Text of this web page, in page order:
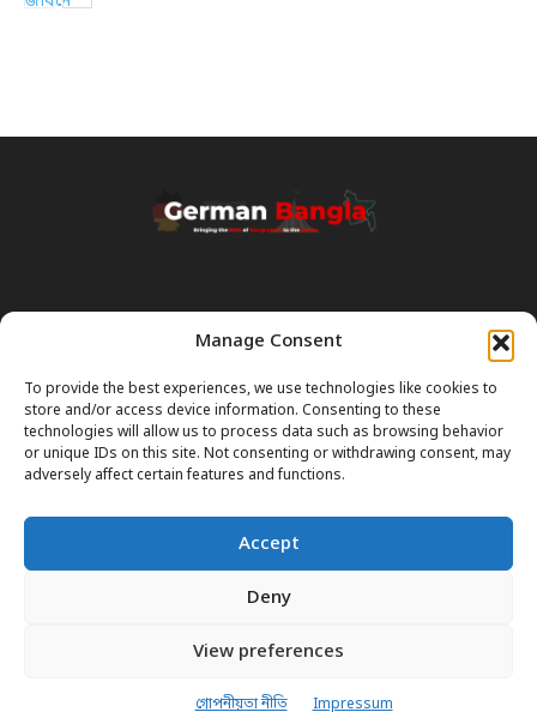
Manage Consent
To provide the best experiences, we use technologies like cookies to
store and/or access device information. Consenting to these
technologies will allow us to process data such as browsing behavior
or unique IDs on this site. Not consenting or withdrawing consent, may
adversely affect certain features and functions.
Accept
Deny
View preferences
গোপনীয়তা নীতি Impressum
Transparency & Disclaimer:
Some content and images on this site are generated with the
assistance of Artificial Intelligence (AI). While we strive for accuracy, AI
can occasionally produce incorrect or outdated information.
Please Note:The content on GermanBangla.com is intended solely
professional advice. Always verify official rules (Visas, Laws, Taxes)
with government authorities before taking action.
আমাদের সম্পর্কে
© German Bangla. Bringing the Best of Bangladesh to the World.